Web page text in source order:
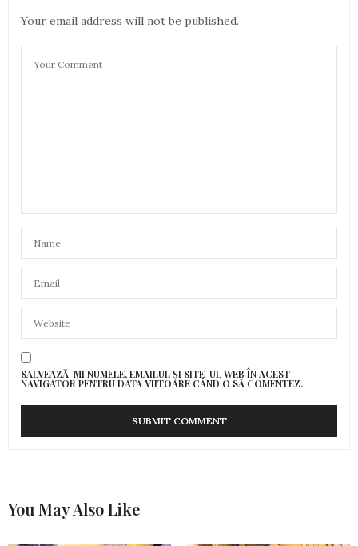
Your email address will not be published.
SALVEAZĂ-MI NUMELE, EMAILUL ȘI SITE-UL WEB ÎN ACEST
NAVIGATOR PENTRU DATA VIITOARE CÂND O SĂ COMENTEZ.
You May Also Like